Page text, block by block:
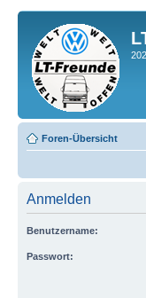
Foren-Übersicht
Anmelden
Benutzername:
Passwort: